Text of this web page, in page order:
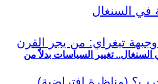
تغيير السياسات بدلاً من